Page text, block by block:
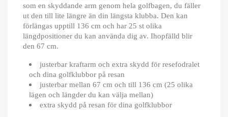
som en skyddande arm genom hela golfbagen, du fäller
ut den till lite längre än din längsta klubba. Den kan
förlängas upptill 136 cm och har 25 st olika
längdpositioner du kan använda dig av. Ihopfälld blir
den 67 cm.
justerbar kraftarm och extra skydd för resefodralet
och dina golfklubbor på resan
justerbar mellan 67 cm och till 136 cm (25 olika
lägen och längder du kan välja mellan)
extra skydd på resan för dina golfklubbor